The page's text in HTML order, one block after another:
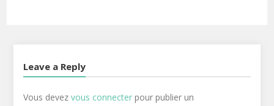
Leave a Reply
Vous devez vous connecterpour publier un